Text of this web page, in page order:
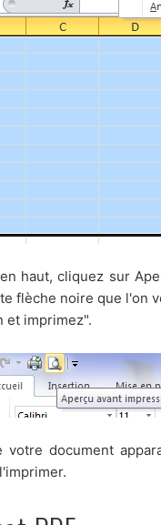
haut, cliquez sur
flèche noire que l'on
et imprimez".
votre document